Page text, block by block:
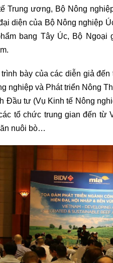
Trung ương, Bộ Nông
diện của Bộ Nông nghiệp
bang Tây Úc, Bộ
bày của các diễn giả
nghiệp và Phát triển Nông
Đầu tư (Vụ Kinh tế Nông
tổ chức trung gian đến
nuôi bò…